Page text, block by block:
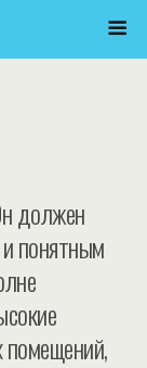
должен
понятным
помещений,